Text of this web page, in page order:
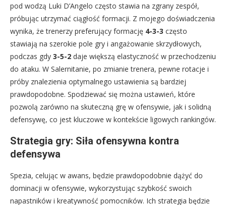
pod wodzą Luki D’Angelo często stawia na zgrany zespół,
próbując utrzymać ciągłość formacji. Z mojego doświadczenia
wynika, że trenerzy preferujący formację 4-3-3 często
stawiają na szerokie pole gry i angażowanie skrzydłowych,
podczas gdy 3-5-2 daje większą elastyczność w przechodzeniu
do ataku. W Salernitanie, po zmianie trenera, pewne rotacje i
próby znalezienia optymalnego ustawienia są bardziej
prawdopodobne. Spodziewać się można ustawień, które
pozwolą zarówno na skuteczną grę w ofensywie, jak i solidną
defensywę, co jest kluczowe w kontekście ligowych rankingów.
Strategia gry: Siła ofensywna kontra
defensywa
Spezia, celując w awans, będzie prawdopodobnie dążyć do
dominacji w ofensywie, wykorzystując szybkość swoich
napastników i kreatywność pomocników. Ich strategia będzie